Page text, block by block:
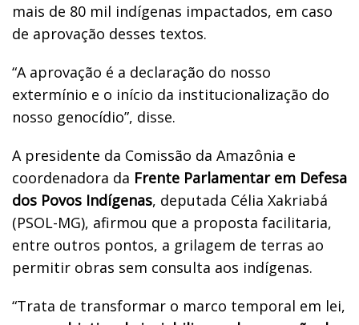
mais de 80 mil indígenas impactados, em caso
de aprovação desses textos.
“A aprovação é a declaração do nosso
extermínio e o início da institucionalização do
nosso genocídio”, disse.
A presidente da Comissão da Amazônia e
coordenadora da Frente Parlamentar em Defesa
dos Povos Indígenas, deputada Célia Xakriabá
(PSOL-MG), afirmou que a proposta facilitaria,
entre outros pontos, a grilagem de terras ao
permitir obras sem consulta aos indígenas.
“Trata de transformar o marco temporal em lei,